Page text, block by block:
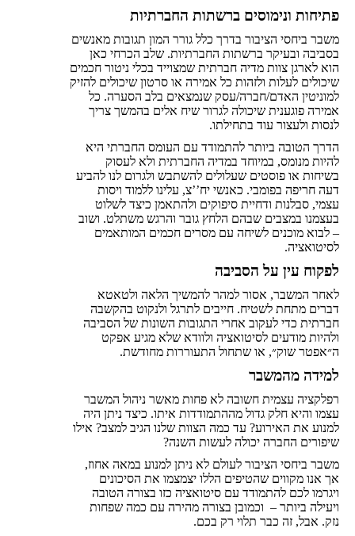
פתיחות ונימוסים ברשתות החברתיות
משבר ביחסי הציבור בדרך כלל גורר המון תגובות מאנשים
בסביבה ובעיקר ברשתות החברתיות. שלב הכרחי כאן
הוא לארגן צוות מדיה חברתית שמצוייד בכלי ניטור חכמים
שיכולים לעלות ולזהות כל אמירה או סרטון שיכולים להזיק
למוניטין האדם/חברה/עסק שנמצאים בלב הסערה. כל
אמירה פוגענית שיכולה לגרור שיח אלים בהמשך צריך
לנסות ולעצור עוד בתחילתו.
הדרך הטובה ביותר להתמודד עם העומס החברתי היא
להיות מנומס, במיוחד במדיה החברתית ולא לעסוק
בשיחות או פוסטים שעלולים להשתבש ולגרום לנו להביע
דעה חריפה בפומבי. כאנשי יח’’צ, עלינו ללמוד ויסות
עצמי, סבלנות ודחיית סיפוקים ולהתאמן כיצד לשלוט
בעצמנו במצבים שבהם הלחץ גובר והרגש משתלט. ושוב
– לבוא מוכנים לשיחה עם מסרים חכמים המותאמים
לסיטואציה.
לפקוח עין על הסביבה
לאחר המשבר, אסור למהר להמשיך הלאה ולטאטא
דברים מתחת לשטיח. חייבים לתרגל ולנקוט בהקשבה
חברתית כדי לעקוב אחרי התגובות השונות של הסביבה
ולהיות מודעים לסיטואציה ולוודא שלא מגיע אפקט
ה״אפטר שוק״, או שתחול התעוררות מחודשת.
למידה מהמשבר
רפלקציה עצמית חשובה לא פחות מאשר ניהול המשבר
עצמו והיא חלק גדול מההתמודדות איתו. כיצד ניתן היה
למנוע את האירוע? עד כמה הצוות שלנו הגיב למצב? אילו
שיפורים החברה יכולה לעשות השנה?
משבר ביחסי הציבור לעולם לא ניתן למנוע במאה אחוז,
אך אנו מקווים שהטיפים הללו יצמצמו את הסיכונים
ויגרמו לכם להתמודד עם סיטואציה כזו בצורה הטובה
ויעילה ביותר – וכמובן בצורה מהירה עם כמה שפחות
נזק. אבל, זה כבר תלוי רק בכם.